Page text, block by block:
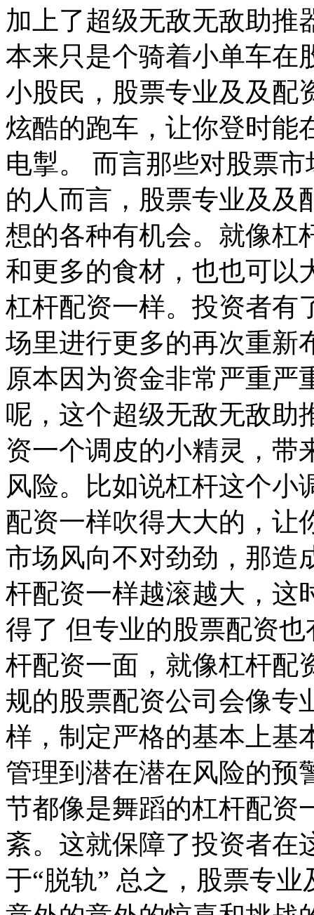
加上了超级无敌无敌助推
本来只是个骑着小单车在
小股民，股票专业及及配
炫酷的跑车，让你登时能
电掣。 而言那些对股票
的人而言，股票专业及及
想的各种有机会。就像杠
和更多的食材，也也可以
杠杆配资一样。投资者有
场里进行更多的再次重新
原本因为资金非常严重严
呢，这个超级无敌无敌助
资一个调皮的小精灵，带
风险。比如说杠杆这个小
配资一样吹得大大的，让
市场风向不对劲劲，那造
杆配资一样越滚越大，这
得了 但专业的股票配资
杆配资一面，就像杠杆配
规的股票配资公司会像专
样，制定严格的基本上基
管理到潜在潜在风险的预
节都像是舞蹈的杠杆配资
紊。这就保障了投资者在
于“脱轨” 总之，股票专